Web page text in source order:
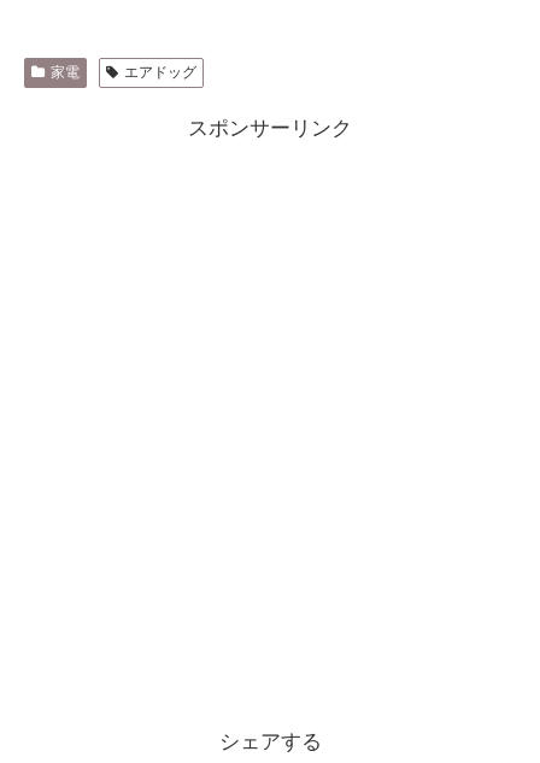
家電 エアドッグ
スポンサーリンク
シェアする